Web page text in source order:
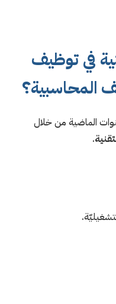
في توظيف
المحاسبية؟
الماضية من خلال
.